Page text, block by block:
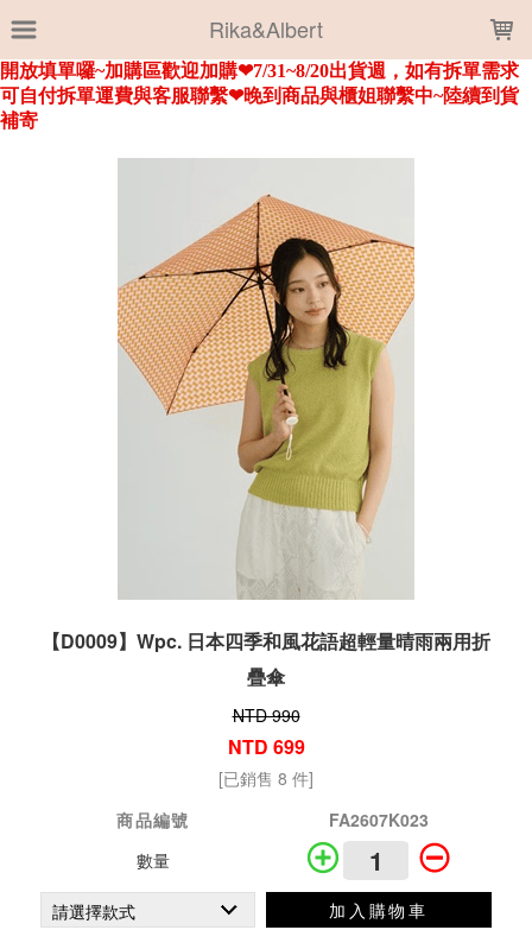
Rika&Albert
【D0009】Wpc. 日本四季和風花語超輕量晴雨兩用折
疊傘
NTD 990
NTD 699
[已銷售 8 件]
商品編號
FA2607K023
數量
加入購物車